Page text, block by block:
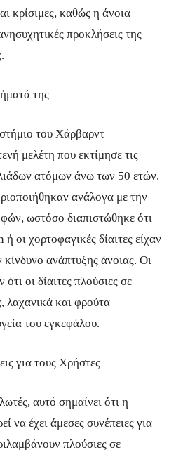
κρίσιμες, καθώς η άνοια
προκλήσεις της
της
του Χάρβαρντ
μελέτη που εκτίμησε τις
ατόμων άνω των 50 ετών.
ανάλογα με την
ωστόσο διαπιστώθηκε ότι
οι χορτοφαγικές δίαιτες είχαν
κίνδυνο ανάπτυξης άνοιας. Οι
οι δίαιτες πλούσιες σε
λαχανικά και φρούτα
του εγκεφάλου.
για τους Χρήστες
αυτό σημαίνει ότι η
να έχει άμεσες συνέπειες για
πλούσιες σε